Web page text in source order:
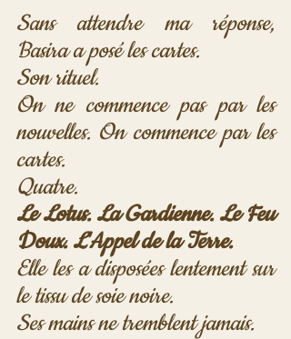
Sans attendre ma réponse,
Basira a posé les cartes.
Son rituel.
On ne commence pas par les
nouvelles. On commence par les
cartes.
Quatre.
Le Lotus. La Gardienne. Le Feu
Doux. L'Appel de la Terre.
Elle les a disposées lentement sur
le tissu de soie noire.
Ses mains ne tremblent jamais.